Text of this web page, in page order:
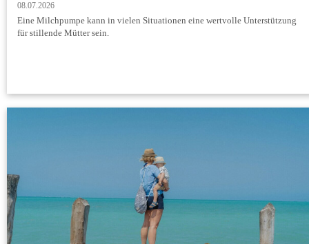
08.07.2026
Eine Milchpumpe kann in vielen Situationen eine wertvolle Unterstützung
für stillende Mütter sein.